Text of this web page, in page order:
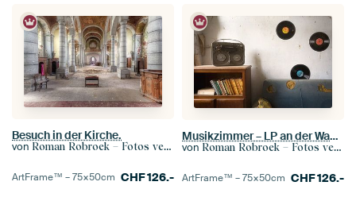
Besuch in der Kirche.
von Roman Robroek – Fotos verlassener Gebäude
ArtFrame™ –75×50cm CHF126.-
Musikzimmer – LP an der Wand.
von Roman Robroek – Fotos verlassener Gebäude
ArtFrame™ –75×50cm CHF126.-